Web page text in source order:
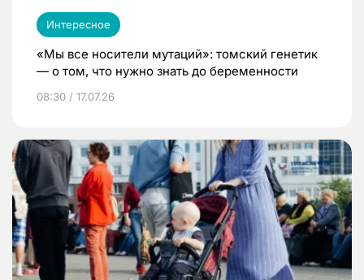
Интересное
«Мы все носители мутаций»: томский генетик
— о том, что нужно знать до беременности
08:30 / 17.07.26